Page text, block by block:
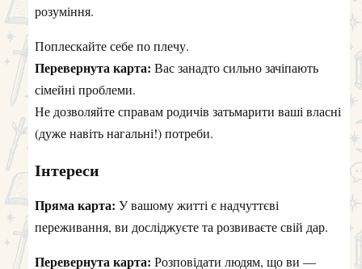
розуміння.
Поплескайте себе по плечу.
Перевернута карта: Вас занадто сильно зачіпають
сімейні проблеми.
Не дозволяйте справам родичів затьмарити ваші власні
(дуже навіть нагальні!) потреби.
Інтереси
Пряма карта: У вашому житті є надчуттєві
переживання, ви досліджуєте та розвиваєте свій дар.
Перевернута карта: Розповідати людям, що ви —